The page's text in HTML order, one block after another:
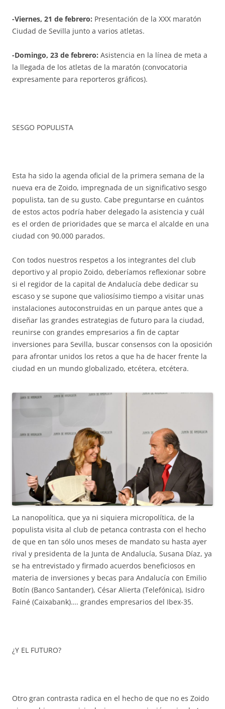
-Viernes, 21 de febrero: Presentación de la XXX maratón
Ciudad de Sevilla junto a varios atletas.
-Domingo, 23 de febrero: Asistencia en la línea de meta a
la llegada de los atletas de la maratón (convocatoria
expresamente para reporteros gráficos).
SESGO POPULISTA
Esta ha sido la agenda oficial de la primera semana de la
nueva era de Zoido, impregnada de un significativo sesgo
populista, tan de su gusto. Cabe preguntarse en cuántos
de estos actos podría haber delegado la asistencia y cuál
es el orden de prioridades que se marca el alcalde en una
ciudad con 90.000 parados.
Con todos nuestros respetos a los integrantes del club
deportivo y al propio Zoido, deberíamos reflexionar sobre
si el regidor de la capital de Andalucía debe dedicar su
escaso y se supone que valiosísimo tiempo a visitar unas
instalaciones autoconstruidas en un parque antes que a
diseñar las grandes estrategias de futuro para la ciudad,
reunirse con grandes empresarios a fin de captar
inversiones para Sevilla, buscar consensos con la oposición
para afrontar unidos los retos a que ha de hacer frente la
ciudad en un mundo globalizado, etcétera, etcétera.
La nanopolítica, que ya ni siquiera micropolítica, de la
populista visita al club de petanca contrasta con el hecho
de que en tan sólo unos meses de mandato su hasta ayer
rival y presidenta de la Junta de Andalucía, Susana Díaz, ya
se ha entrevistado y firmado acuerdos beneficiosos en
materia de inversiones y becas para Andalucía con Emilio
Botín (Banco Santander), César Alierta (Telefónica), Isidro
Fainé (Caixabank)…. grandes empresarios del Ibex-35.
¿Y EL FUTURO?
Otro gran contrasta radica en el hecho de que no es Zoido